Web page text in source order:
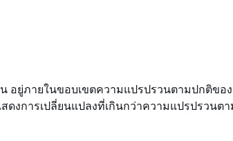
อยู่ภายในขอบเขตความแปรปรวนตามปกติขอ
ดงการเปลี่ยนแปลงที่เกินกว่าความแปรปรวนตา